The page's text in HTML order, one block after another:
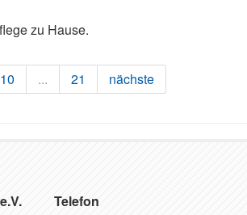
zu Hause.
10 ... 21 nächste
Telefon